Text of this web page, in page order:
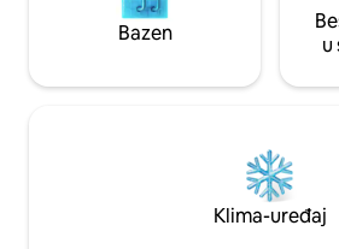
Bazen
u
Klima-uređaj